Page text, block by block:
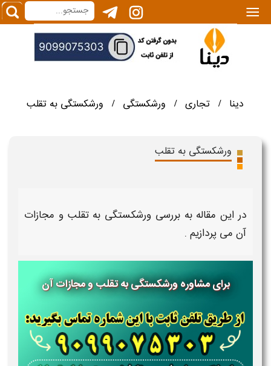
|||
دینا / تجاری / ورشکستگی / ورشکستگی به تقلب
ورشکستگی به تقلب
در این مقاله به بررسی ورشکستگی به تقلب و مجازات
آن می پردازیم .
برای مشاوره ورشکستگی به تقلب و مجازات آن